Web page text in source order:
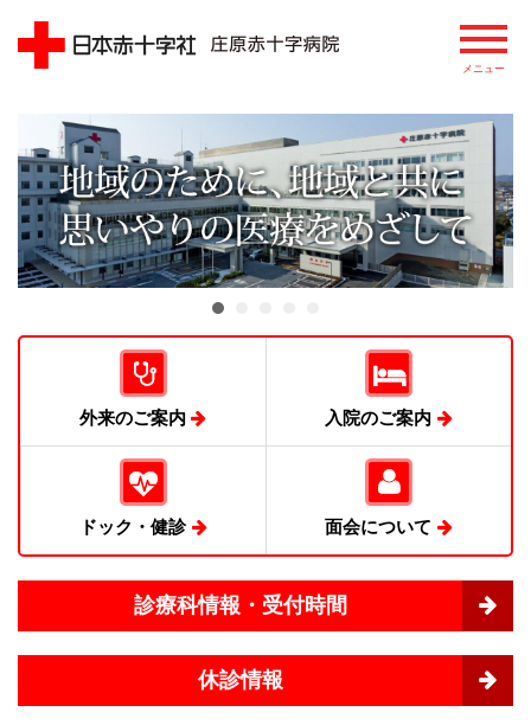
病院
院長あいさつ
基本理念
病院の概要
病院のあゆみ
病院の特徴
院内掲示
外来のご案内 入院のご案内
ドック・健診 面会について
診療科情報・受付時間
休診情報